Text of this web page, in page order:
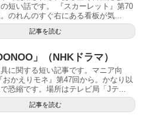
短い話です。 『スカーレット』第70
のれんのすぐ右にある看板が気...
記事を読む
」（NHKドラマ）
に関する短い記事です。マニア向
おかえりモネ』第47回から。かなり以
恐縮です。場所はテレビ局「Jテ...
記事を読む